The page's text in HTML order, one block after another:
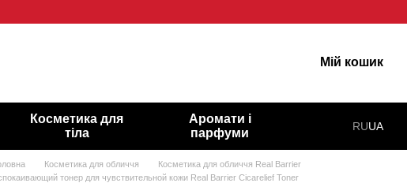
а про гарну шкіру!
Мій кошик
Косметика для
тіла
Аромати і
парфуми
RUUA
Косметика для обличчя
Косметика для обличчя Real Barrier
тонер для чувствительной кожи Real Barrier Cicarelief Toner